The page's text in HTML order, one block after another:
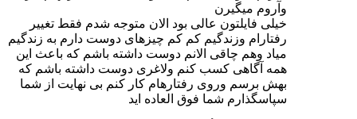
وآروم میگیرن
خیلی فایلتون عالی بود الان متوجه شدم فقط تغییر
رفتارام وزندگیم کم کم چیزهای دوست دارم به زندگیم
میاد وهم چاقی الانم دوست داشته باشم که باعث این
همه آگاهی کسب کنم ولاغری دوست داشته باشم که
بهش برسم وروی رفتارهام کار کنم بی نهایت از شما
سپاسگذارم شما فوق العاده اید